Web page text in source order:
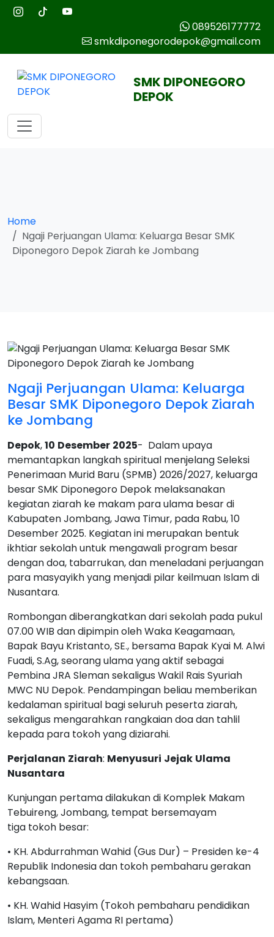
089526177772
smkdiponegorodepok@gmail.com
SMK DIPONEGORO
DEPOK
Home
Ngaji Perjuangan Ulama: Keluarga Besar SMK
Diponegoro Depok Ziarah ke Jombang
Ngaji Perjuangan Ulama: Keluarga
Besar SMK Diponegoro Depok Ziarah
ke Jombang
Depok,10 Desember 2025- Dalam upaya
memantapkan langkah spiritual menjelang Seleksi
Penerimaan Murid Baru (SPMB) 2026/2027, keluarga
besar SMK Diponegoro Depok melaksanakan
kegiatan ziarah ke makam para ulama besar di
Kabupaten Jombang, Jawa Timur, pada Rabu, 10
Desember 2025. Kegiatan ini merupakan bentuk
ikhtiar sekolah untuk mengawali program besar
dengan doa, tabarrukan, dan meneladani perjuangan
para masyayikh yang menjadi pilar keilmuan Islam di
Nusantara.
Rombongan diberangkatkan dari sekolah pada pukul
07.00 WIB dan dipimpin oleh Waka Keagamaan,
Bapak Bayu Kristanto, SE., bersama Bapak Kyai M. Alwi
Fuadi, S.Ag, seorang ulama yang aktif sebagai
Pembina JRA Sleman sekaligus Wakil Rais Syuriah
MWC NU Depok. Pendampingan beliau memberikan
kedalaman spiritual bagi seluruh peserta ziarah,
sekaligus mengarahkan rangkaian doa dan tahlil
kepada para tokoh yang diziarahi.
Perjalanan Ziarah: Menyusuri Jejak Ulama
Nusantara
Kunjungan pertama dilakukan di Komplek Makam
Tebuireng, Jombang, tempat bersemayam
tiga tokoh besar:
• KH. Abdurrahman Wahid (Gus Dur) – Presiden ke-4
Republik Indonesia dan tokoh pembaharu gerakan
kebangsaan.
• KH. Wahid Hasyim (Tokoh pembaharu pendidikan
Islam, Menteri Agama RI pertama)